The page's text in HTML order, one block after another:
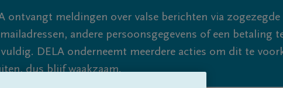
ontvangt meldingen over valse berichten via zogezegde
andere persoonsgegevens of een betaling
DELA onderneemt meerdere acties om dit te
dus blijf waakzaam.